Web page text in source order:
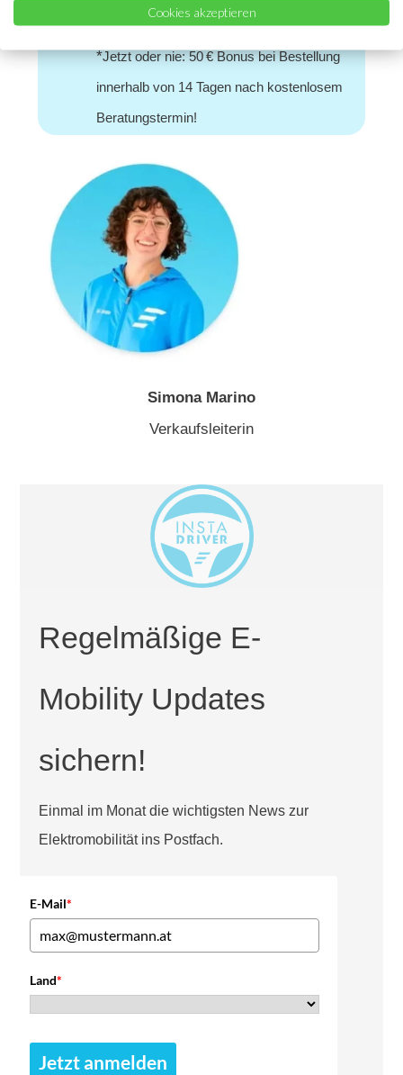
Beratungstermin
vereinbaren
*Jetzt oder nie: 50 € Bonus bei Bestellung
innerhalb von 14 Tagen nach kostenlosem
Beratungstermin!
Simona Marino
Verkaufsleiterin
Regelmäßige E-
Mobility Updates
sichern!
Einmal im Monat die wichtigsten News zur
Elektromobilität ins Postfach.
E-Mail*
Land*
Jetzt anmelden
Cookies akzeptieren